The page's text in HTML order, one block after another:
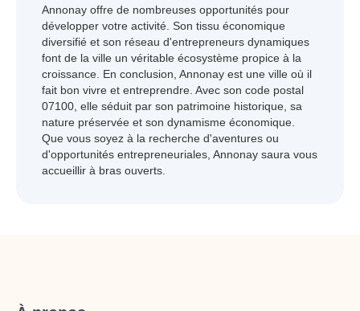
Annonay offre de nombreuses opportunités pour
développer votre activité. Son tissu économique
diversifié et son réseau d'entrepreneurs dynamiques
font de la ville un véritable écosystème propice à la
croissance. En conclusion, Annonay est une ville où il
fait bon vivre et entreprendre. Avec son code postal
07100, elle séduit par son patrimoine historique, sa
nature préservée et son dynamisme économique.
Que vous soyez à la recherche d'aventures ou
d'opportunités entrepreneuriales, Annonay saura vous
accueillir à bras ouverts.